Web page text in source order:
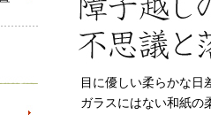
目に優しい柔らかな日
ガラスにはない和紙の